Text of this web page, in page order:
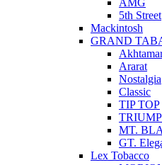
AMG
5th Street
Mackintosh
GRAND
Ararat
Nostalgia
Classic
TIP TOP
MT.
GT.
Lex Tobacco